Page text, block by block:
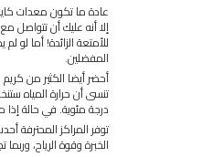
عادة ما تكون معدات
إلا أنه عليك أن تتواصل
للأمتعة الزائدة! أما
المفضلين.
أحضر أيضا الكثير من
درجة مئوية. في حالة
توفر المراكز المحترفة
الخبرة وقوة الرياح،